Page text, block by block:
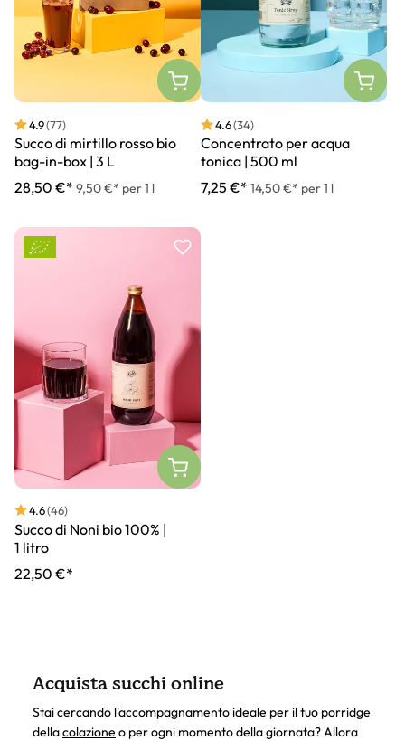
4.9(77)
Succo di mirtillo rosso bio
bag-in-box | 3 L
28,50 €* 9,50 €* per 1 l
4.6(34)
Concentrato per acqua
tonica | 500 ml
7,25 €* 14,50 €* per 1 l
4.6(46)
Succo di Noni bio 100% |
1 litro
22,50 €*
Acquista succhi online
Stai cercando l'accompagnamento ideale per il tuo porridge
dellacolazione o per ogni momento della giornata? Allora